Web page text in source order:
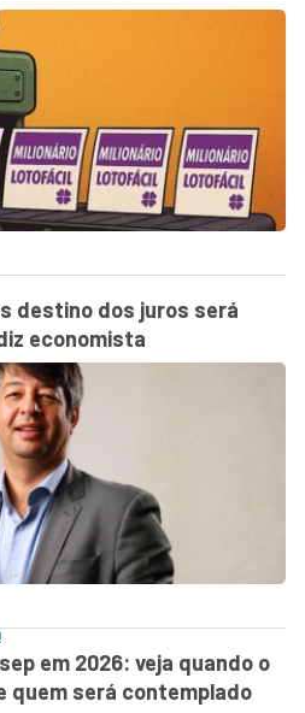
destino dos juros será
economista
em 2026: veja quando o
quem será contemplado